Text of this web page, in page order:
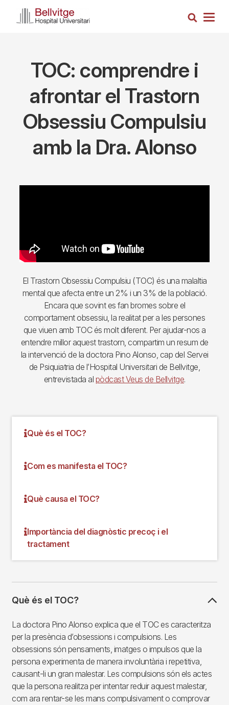
Search
TOC: comprendre i
afrontar el Trastorn
Obsessiu Compulsiu
amb la Dra. Alonso
El Trastorn Obsessiu Compulsiu (TOC) és una malaltia
mental que afecta entre un 2% i un 3% de la població.
Encara que sovint es fan bromes sobre el
comportament obsessiu, la realitat per a les persones
que viuen amb TOC és molt diferent. Per ajudar-nos a
entendre millor aquest trastorn, compartim un resum de
la intervenció de la doctora Pino Alonso, cap del Servei
de Psiquiatria de l’Hospital Universitari de Bellvitge,
entrevistada al pòdcast Veus de Bellvitge.
Què és el TOC?
Com es manifesta el TOC?
Què causa el TOC?
Importància del diagnòstic precoç i el
tractament
Què és el TOC?
La doctora Pino Alonso explica que el TOC es caracteritza
per la presència d’obsessions i compulsions. Les
obsessions són pensaments, imatges o impulsos que la
persona experimenta de manera involuntària i repetitiva,
causant-li un gran malestar. Les compulsions són els actes
que la persona realitza per intentar reduir aquest malestar,
com ara rentar-se les mans compulsivament o comprovar